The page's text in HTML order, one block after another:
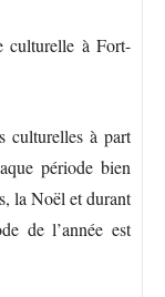
culturelle à Fort-
culturelles à part
période bien
la Noël et durant
de l’année est